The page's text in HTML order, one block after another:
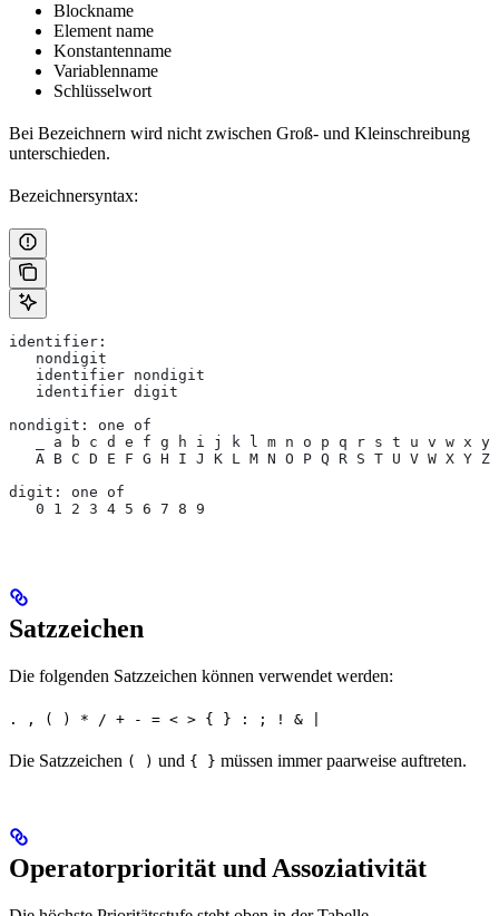
Blockname
Element name
Konstantenname
Variablenname
Schlüsselwort
Bei Bezeichnern wird nicht zwischen Groß- und Kleinschreibung
unterschieden.
Bezeichnersyntax:
identifier:
   nondigit
   identifier nondigit
   identifier digit
nondigit: one of
_ a b c d e f g h i j k l m n o p q r s t u v w x y
   A B C D E F G H I J K L M N O P Q R S T U V W X Y Z
digit: one of
   0 1 2 3 4 5 6 7 8 9
Satzzeichen
Die folgenden Satzzeichen können verwendet werden:
. , ( ) * / + - = < > { } : ; ! & |
Die Satzzeichen ( ) und { } müssen immer paarweise auftreten.
Operatorpriorität und Assoziativität